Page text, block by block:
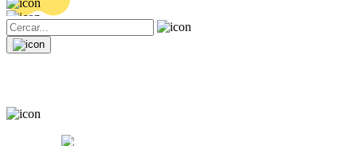
0.04 (+0.2%)